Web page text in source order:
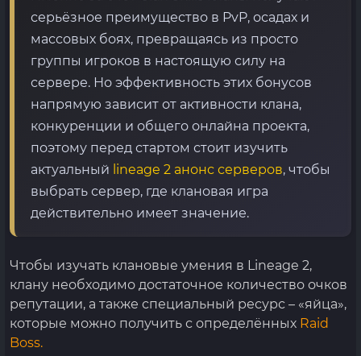
серьёзное преимущество в PvP, осадах и
массовых боях, превращаясь из просто
группы игроков в настоящую силу на
сервере. Но эффективность этих бонусов
напрямую зависит от активности клана,
конкуренции и общего онлайна проекта,
поэтому перед стартом стоит изучить
актуальный lineage 2 анонс серверов, чтобы
выбрать сервер, где клановая игра
действительно имеет значение.
Чтобы изучать клановые умения в Lineage 2,
клану необходимо достаточное количество очков
репутации, а также специальный ресурс – «яйца»,
которые можно получить с определённых Raid
Boss.